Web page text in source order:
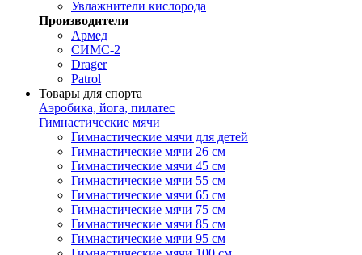
Увлажнители кислорода
Производители
Армед
СИМС-2
Drager
Patrol
Товары для спорта
Аэробика, йога, пилатес
Гимнастические мячи
Гимнастические мячи для детей
Гимнастические мячи 26 см
Гимнастические мячи 45 см
Гимнастические мячи 55 см
Гимнастические мячи 65 см
Гимнастические мячи 75 см
Гимнастические мячи 85 см
Гимнастические мячи 95 см